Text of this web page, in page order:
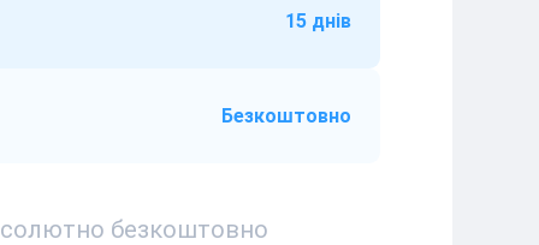
15 днів
Безкоштовно
безкоштовно